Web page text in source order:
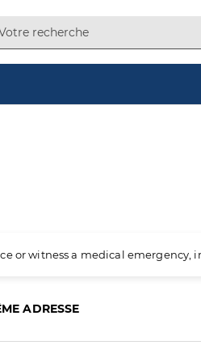
or witness a medical
ADRESSE